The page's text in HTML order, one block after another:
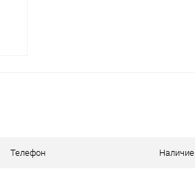
Телефон Наличие